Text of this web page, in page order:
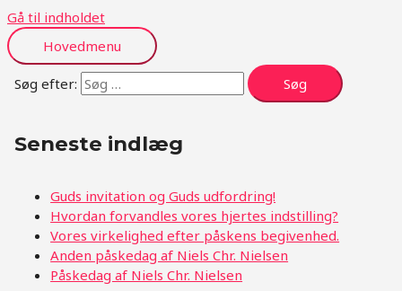
Gå til indholdet
Hovedmenu
Søg efter:
Seneste indlæg
Guds invitation og Guds udfordring!
Hvordan forvandles vores hjertes indstilling?
Vores virkelighed efter påskens begivenhed.
Anden påskedag af Niels Chr. Nielsen
Påskedag af Niels Chr. Nielsen